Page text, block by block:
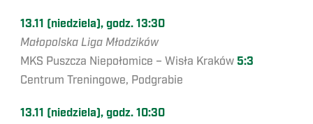
13.11 (niedziela), godz. 13:30
Małopolska Liga Młodzików
MKS Puszcza Niepołomice – Wisła Kraków 5:3
Centrum Treningowe, Podgrabie
13.11 (niedziela), godz. 10:30